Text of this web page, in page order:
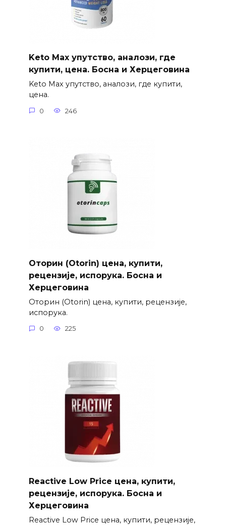
Keto Max упутство, аналози, где
купити, цена. Босна и Херцеговина
Keto Max упутство, аналози, где купити,
цена.
0 246
Оторин (Otorin) цена, купити,
рецензије, испорука. Босна и
Херцеговина
Оторин (Otorin) цена, купити, рецензије,
испорука.
0 225
Reactive Low Price цена, купити,
рецензије, испорука. Босна и
Херцеговина
Reactive Low Price цена, купити, рецензије,